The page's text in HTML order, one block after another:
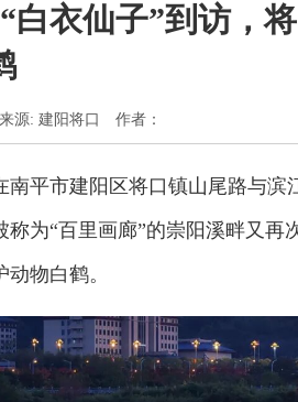
白衣仙子”到访，
源: 建阳将口 作者：
南平市建阳区将口镇山尾路与
称为“百里画廊”的崇阳溪畔又
动物白鹤。